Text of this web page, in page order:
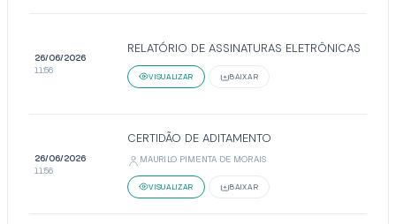
26/06/2026
11:56
RELATÓRIO DE ASSINATURAS ELETRÔNICAS
VISUALIZAR BAIXAR
26/06/2026
11:56
CERTIDÃO DE ADITAMENTO
MAURILO PIMENTA DE MORAIS
VISUALIZAR BAIXAR